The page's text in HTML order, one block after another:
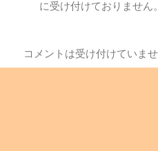
に受け付けておりません
コメントは受け付けていま